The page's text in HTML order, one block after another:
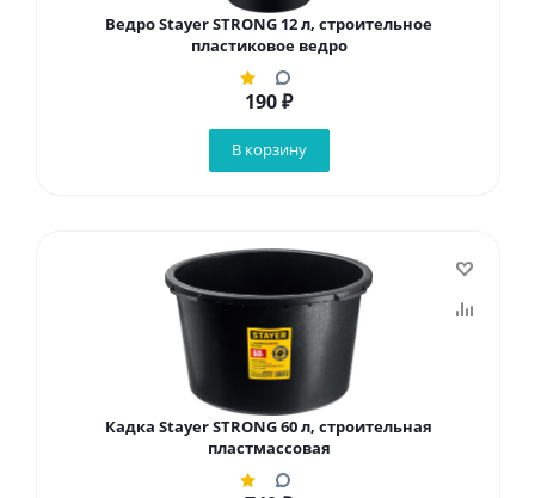
Ведро Stayer STRONG 12 л, строительное
пластиковое ведро
190₽
В корзину
Кадка Stayer STRONG 60 л, строительная
пластмассовая